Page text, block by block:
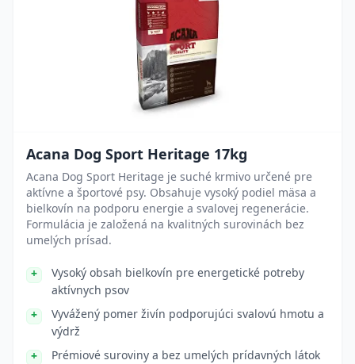
Acana Dog Sport Heritage 17kg
Acana Dog Sport Heritage je suché krmivo určené pre
aktívne a športové psy. Obsahuje vysoký podiel mäsa a
bielkovín na podporu energie a svalovej regenerácie.
Formulácia je založená na kvalitných surovinách bez
umelých prísad.
Vysoký obsah bielkovín pre energetické potreby
aktívnych psov
Vyvážený pomer živín podporujúci svalovú hmotu a
výdrž
Prémiové suroviny a bez umelých prídavných látok